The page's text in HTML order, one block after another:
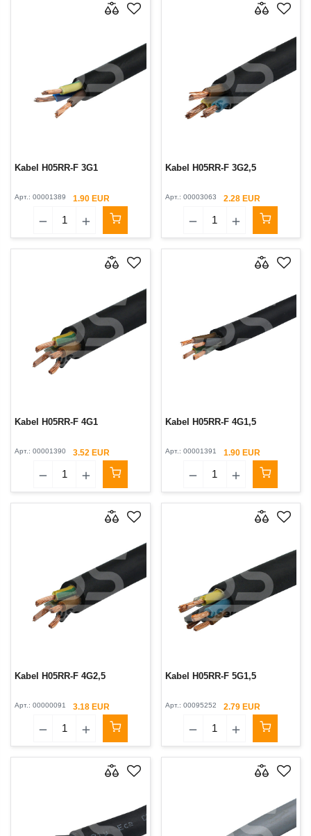
Kabel H05RR-F 3G1
Арт.: 00001389 1.90 EUR
Kabel H05RR-F 3G2,5
Арт.: 00003063 2.28 EUR
Kabel H05RR-F 4G1
Арт.: 00001390 3.52 EUR
Kabel H05RR-F 4G1,5
Арт.: 00001391 1.90 EUR
Kabel H05RR-F 4G2,5
Арт.: 00000091 3.18 EUR
Kabel H05RR-F 5G1,5
Арт.: 00095252 2.79 EUR